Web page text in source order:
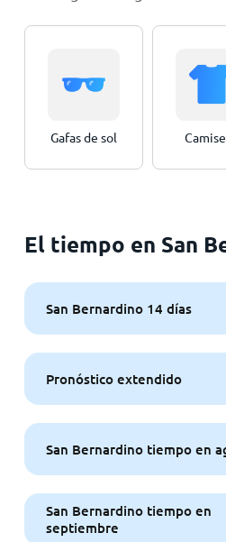
Gafas de sol
El tiempo en San
San Bernardino 14 días
Pronóstico extendido
San Bernardino tiempo en
San Bernardino tiempo en
septiembre